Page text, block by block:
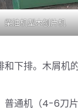
柴油机型木刨片机
和下排。木屑机
普通机（4-6刀